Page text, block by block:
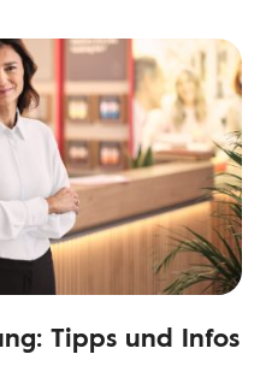
Tipps und Infos